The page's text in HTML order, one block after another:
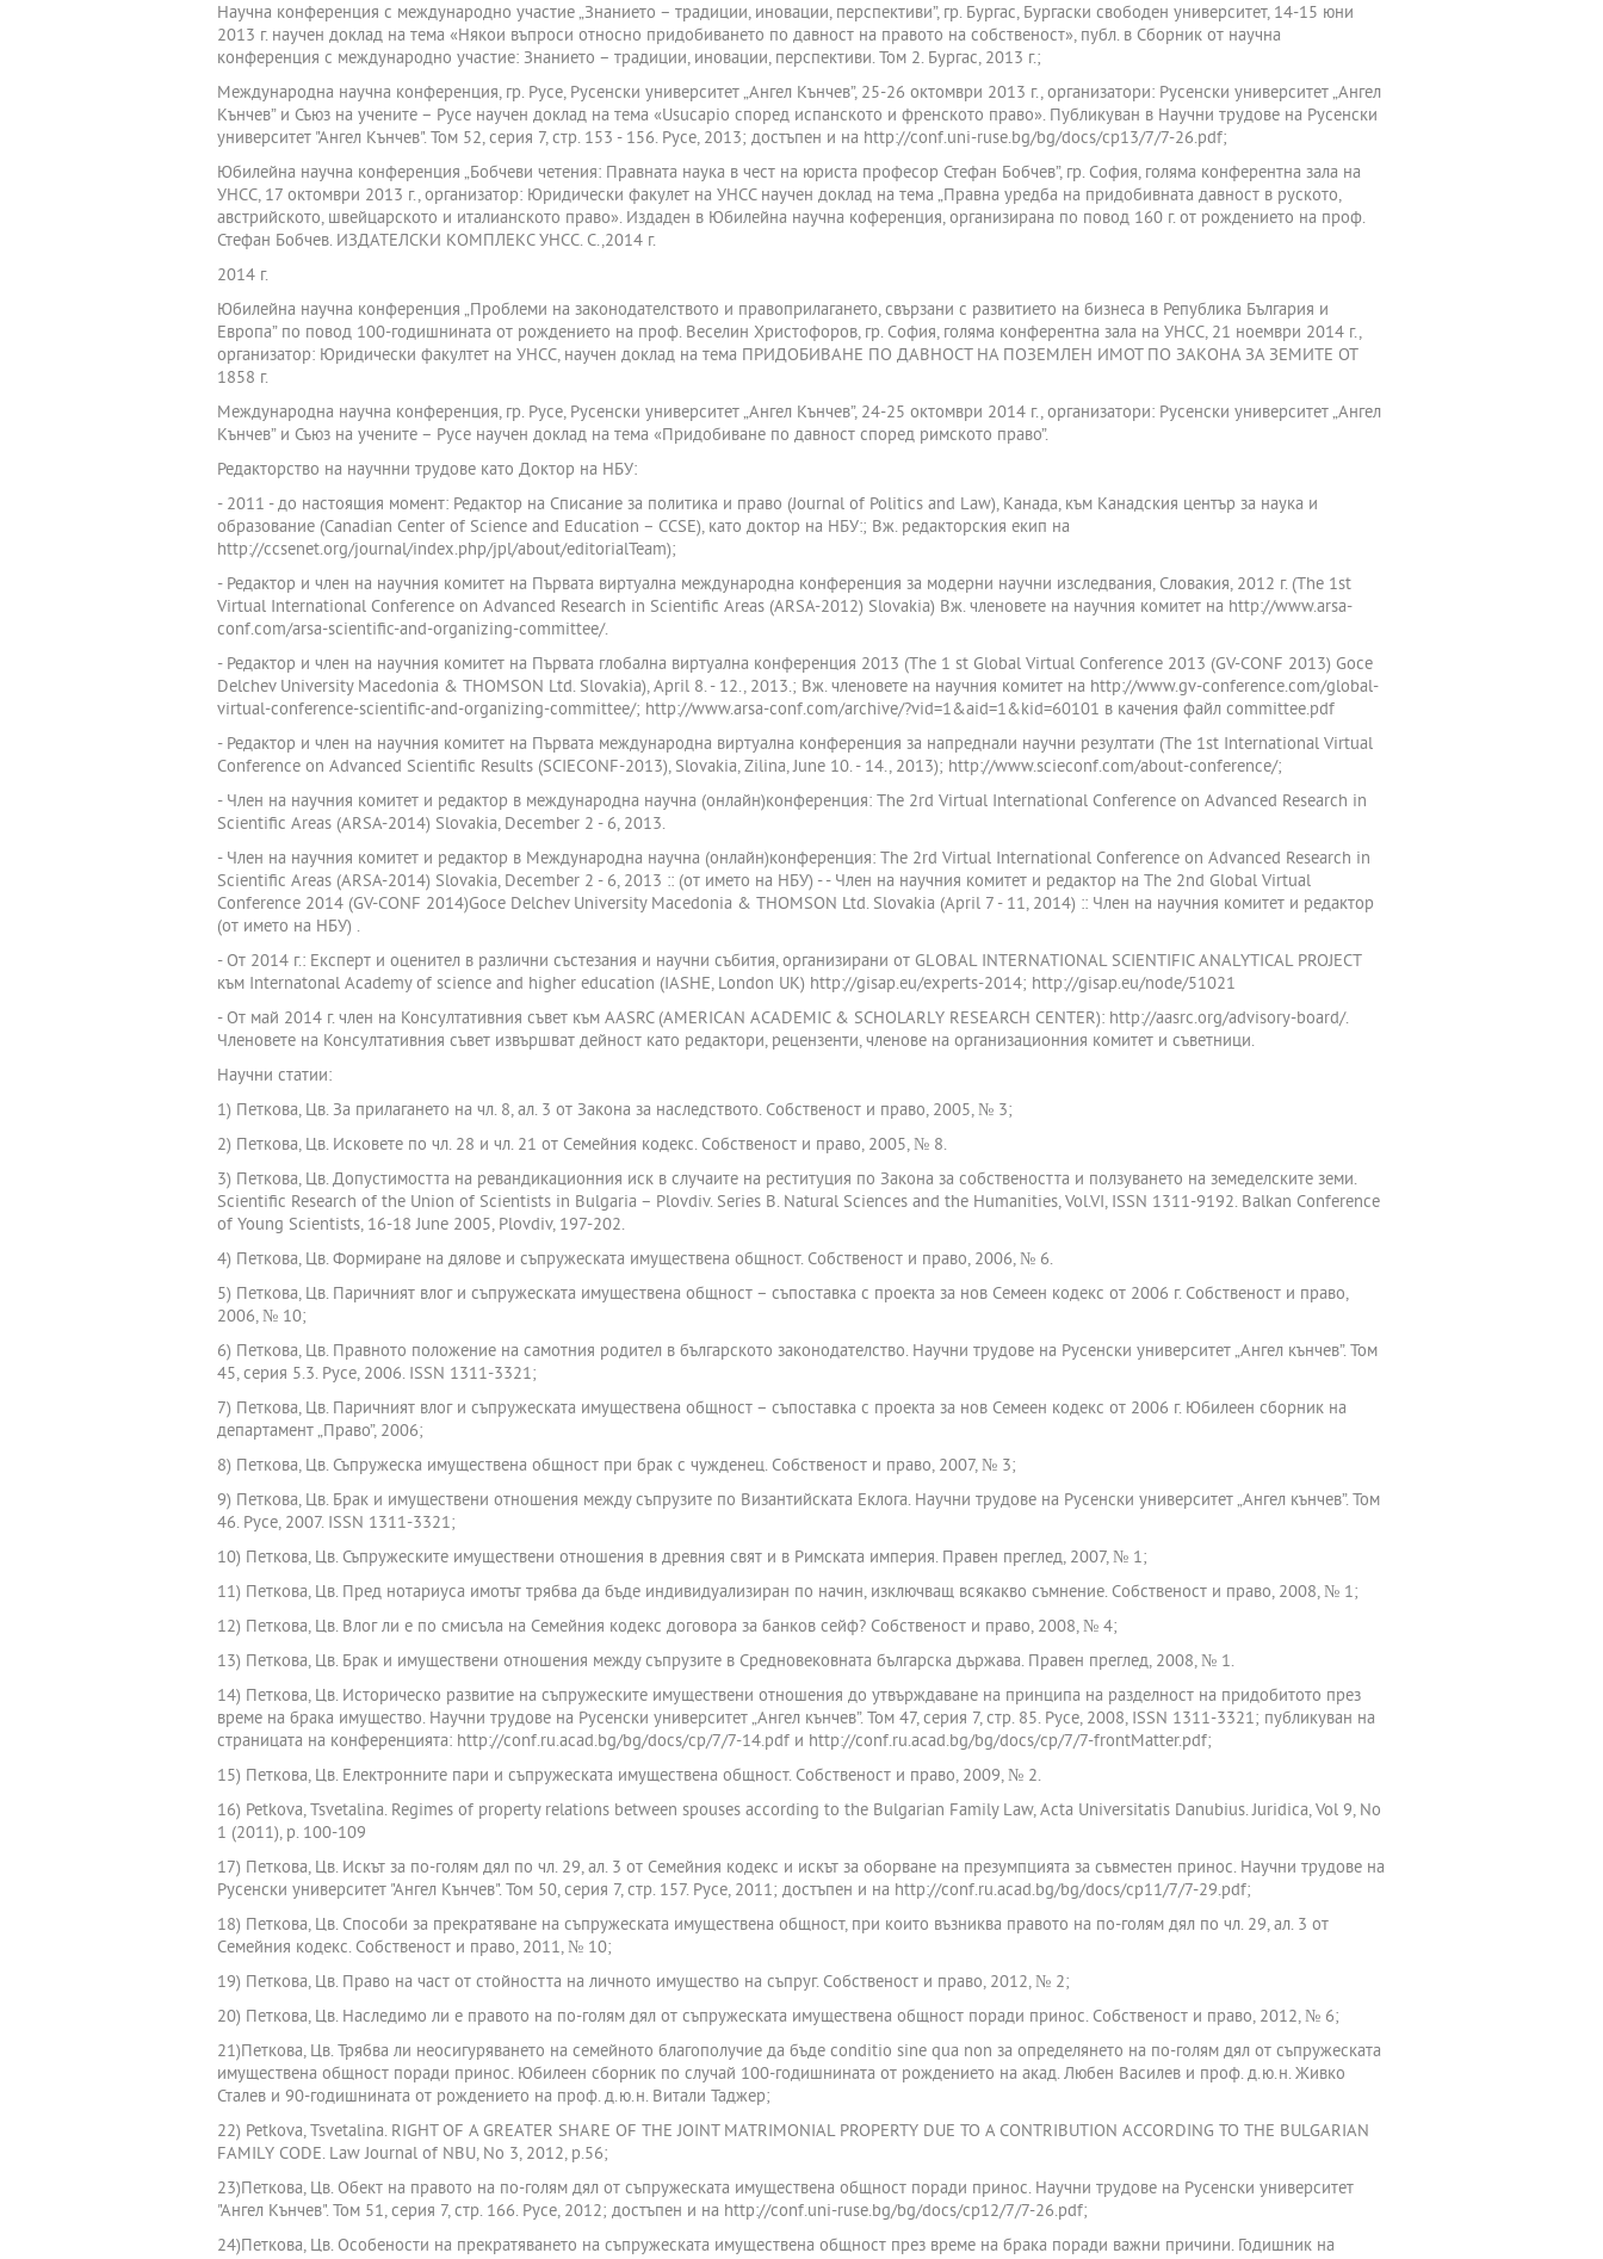
Научна конференция с международно участие „Знанието – традиции, иновации, перспективи”, гр. Бургас, Бургаски свободен университет, 14-15 юни
2013 г. научен доклад на тема «Някои въпроси относно придобиването по давност на правото на собственост», публ. в Сборник от научна
конференция с международно участие: Знанието – традиции, иновации, перспективи. Том 2. Бургас, 2013 г.;
Международна научна конференция, гр. Русе, Русенски университет „Ангел Кънчев”, 25-26 октомври 2013 г., организатори: Русенски университет „Ангел
Кънчев” и Съюз на учените – Русе научен доклад на тема «Usucapio според испанското и френското право». Публикуван в Научни трудове на Русенски
университет "Ангел Кънчев". Том 52, серия 7, стр. 153 - 156. Русе, 2013; достъпен и на http://conf.uni-ruse.bg/bg/docs/cp13/7/7-26.pdf;
Юбилейна научна конференция „Бобчеви четения: Правната наука в чест на юриста професор Стефан Бобчев”, гр. София, голяма конферентна зала на
УНСС, 17 октомври 2013 г., организатор: Юридически факулет на УНСС научен доклад на тема „Правна уредба на придобивната давност в руското,
австрийското, швейцарското и италианското право». Издаден в Юбилейна научна коференция, организирана по повод 160 г. от рождението на проф.
Стефан Бобчев. ИЗДАТЕЛСКИ КОМПЛЕКС УНСС. С.,2014 г.
2014 г.
Юбилейна научна конференция „Проблеми на законодателството и правоприлагането, свързани с развитието на бизнеса в Република България и
Европа” по повод 100-годишнината от рождението на проф. Веселин Христофоров, гр. София, голяма конферентна зала на УНСС, 21 ноември 2014 г.,
организатор: Юридически факултет на УНСС, научен доклад на тема ПРИДОБИВАНЕ ПО ДАВНОСТ НА ПОЗЕМЛЕН ИМОТ ПО ЗАКОНА ЗА ЗЕМИТЕ ОТ
1858 г.
Международна научна конференция, гр. Русе, Русенски университет „Ангел Кънчев”, 24-25 октомври 2014 г., организатори: Русенски университет „Ангел
Кънчев” и Съюз на учените – Русе научен доклад на тема «Придобиване по давност според римското право”.
Редакторство на научнни трудове като Доктор на НБУ:
- 2011 - до настоящия момент: Редактор на Списание за политика и право (Journal of Politics and Law), Канада, към Канадския център за наука и
образование (Canadian Center of Science and Education – CCSE), като доктор на НБУ:; Вж. редакторския екип на
http://ccsenet.org/journal/index.php/jpl/about/editorialTeam);
- Редактор и член на научния комитет на Първата виртуална международна конференция за модерни научни изследвания, Словакия, 2012 г. (The 1st
Virtual International Conference on Advanced Research in Scientific Areas (ARSA-2012) Slovakia) Вж. членовете на научния комитет на http://www.arsa-
conf.com/arsa-scientific-and-organizing-committee/.
- Редактор и член на научния комитет на Първата глобална виртуална конференция 2013 (The 1 st Global Virtual Conference 2013 (GV-CONF 2013) Goce
Delchev University Macedonia & THOMSON Ltd. Slovakia), April 8. - 12., 2013.; Вж. членовете на научния комитет на http://www.gv-conference.com/global-
virtual-conference-scientific-and-organizing-committee/; http://www.arsa-conf.com/archive/?vid=1&aid=1&kid=60101 в качения файл committee.pdf
- Редактор и член на научния комитет на Първата международна виртуална конференция за напреднали научни резултати (The 1st International Virtual
Conference on Advanced Scientific Results (SCIECONF-2013), Slovakia, Zilina, June 10. - 14., 2013); http://www.scieconf.com/about-conference/;
- Член на научния комитет и редактор в международна научна (онлайн)конференция: The 2rd Virtual International Conference on Advanced Research in
Scientific Areas (ARSA-2014) Slovakia, December 2 - 6, 2013.
- Член на научния комитет и редактор в Международна научна (онлайн)конференция: The 2rd Virtual International Conference on Advanced Research in
Scientific Areas (ARSA-2014) Slovakia, December 2 - 6, 2013 :: (от името на НБУ) - - Член на научния комитет и редактор на The 2nd Global Virtual
Conference 2014 (GV-CONF 2014)Goce Delchev University Macedonia & THOMSON Ltd. Slovakia (April 7 - 11, 2014) :: Член на научния комитет и редактор
(от името на НБУ) .
- От 2014 г.: Експерт и оценител в различни състезания и научни събития, организирани от GLОBAL INTERNATIONAL SCIENTIFIC ANALYTICAL PROJECT
към Internatonal Academy of science and higher education (IASHE, London UK) http://gisap.eu/experts-2014; http://gisap.eu/node/51021
- От май 2014 г. член на Консултативния съвет към AASRC (AMERICAN ACADEMIC & SCHOLARLY RESEARCH CENTER): http://aasrc.org/advisory-board/.
Членовете на Консултативния съвет извършват дейност като редактори, рецензенти, членове на организационния комитет и съветници.
Научни статии:
1) Петкова, Цв. За прилагането на чл. 8, ал. 3 от Закона за наследството. Собственост и право, 2005, № 3;
2) Петкова, Цв. Исковете по чл. 28 и чл. 21 от Семейния кодекс. Собственост и право, 2005, № 8.
3) Петкова, Цв. Допустимостта на ревандикационния иск в случаите на реституция по Закона за собствеността и ползуването на земеделските земи.
Scientific Research of the Union of Scientists in Bulgaria – Plovdiv. Series B. Natural Sciences and the Humanities, Vol.VI, ISSN 1311-9192. Balkan Conference
of Young Scientists, 16-18 June 2005, Plovdiv, 197-202.
4) Петкова, Цв. Формиране на дялове и съпружеската имуществена общност. Собственост и право, 2006, № 6.
5) Петкова, Цв. Паричният влог и съпружеската имуществена общност – съпоставка с проекта за нов Семеен кодекс от 2006 г. Собственост и право,
2006, № 10;
6) Петкова, Цв. Правното положение на самотния родител в българското законодателство. Научни трудове на Русенски университет „Ангел кънчев”. Том
45, серия 5.3. Русе, 2006. ISSN 1311-3321;
7) Петкова, Цв. Паричният влог и съпружеската имуществена общност – съпоставка с проекта за нов Семеен кодекс от 2006 г. Юбилеен сборник на
департамент „Право”, 2006;
8) Петкова, Цв. Съпружеска имуществена общност при брак с чужденец. Собственост и право, 2007, № 3;
9) Петкова, Цв. Брак и имуществени отношения между съпрузите по Византийската Еклога. Научни трудове на Русенски университет „Ангел кънчев”. Том
46. Русе, 2007. ISSN 1311-3321;
10) Петкова, Цв. Съпружеските имуществени отношения в древния свят и в Римската империя. Правен преглед, 2007, № 1;
11) Петкова, Цв. Пред нотариуса имотът трябва да бъде индивидуализиран по начин, изключващ всякакво съмнение. Собственост и право, 2008, № 1;
12) Петкова, Цв. Влог ли е по смисъла на Семейния кодекс договора за банков сейф? Собственост и право, 2008, № 4;
13) Петкова, Цв. Брак и имуществени отношения между съпрузите в Средновековната българска държава. Правен преглед, 2008, № 1.
14) Петкова, Цв. Историческо развитие на съпружеските имуществени отношения до утвърждаване на принципа на разделност на придобитото през
време на брака имущество. Научни трудове на Русенски университет „Ангел кънчев”. Том 47, серия 7, стр. 85. Русе, 2008, ISSN 1311-3321; публикуван на
страницата на конференцията: http://conf.ru.acad.bg/bg/docs/cp/7/7-14.pdf и http://conf.ru.acad.bg/bg/docs/cp/7/7-frontMatter.pdf;
15) Петкова, Цв. Електронните пари и съпружеската имуществена общност. Собственост и право, 2009, № 2.
16) Petkova, Tsvetalina. Regimes of property relations between spouses according to the Bulgarian Family Law, Acta Universitatis Danubius. Juridica, Vol 9, No
1 (2011), p. 100-109
17) Петкова, Цв. Искът за по-голям дял по чл. 29, ал. 3 от Семейния кодекс и искът за оборване на презумпцията за съвместен принос. Научни трудове на
Русенски университет "Ангел Кънчев". Том 50, серия 7, стр. 157. Русе, 2011; достъпен и на http://conf.ru.acad.bg/bg/docs/cp11/7/7-29.pdf;
18) Петкова, Цв. Способи за прекратяване на съпружеската имуществена общност, при които възниква правото на по-голям дял по чл. 29, ал. 3 от
Семейния кодекс. Собственост и право, 2011, № 10;
19) Петкова, Цв. Право на част от стойността на личното имущество на съпруг. Собственост и право, 2012, № 2;
20) Петкова, Цв. Наследимо ли е правото на по-голям дял от съпружеската имуществена общност поради принос. Собственост и право, 2012, № 6;
21)Петкова, Цв. Трябва ли неосигуряването на семейното благополучие да бъде conditio sine qua non за определянето на по-голям дял от съпружеската
имуществена общност поради принос. Юбилеен сборник по случай 100-годишнината от рождението на акад. Любен Василев и проф. д.ю.н. Живко
Сталев и 90-годишнината от рождението на проф. д.ю.н. Витали Таджер;
22) Petkova, Tsvetalina. RIGHT OF A GREATER SHARE OF THE JOINT MATRIMONIAL PROPERTY DUE TO A CONTRIBUTION ACCORDING TO THE BULGARIAN
FAMILY CODE. Law Journal of NBU, No 3, 2012, p.56;
23)Петкова, Цв. Обект на правото на по-голям дял от съпружеската имуществена общност поради принос. Научни трудове на Русенски университет
"Ангел Кънчев". Том 51, серия 7, стр. 166. Русе, 2012; достъпен и на http://conf.uni-ruse.bg/bg/docs/cp12/7/7-26.pdf;
24)Петкова, Цв. Особености на прекратяването на съпружеската имуществена общност през време на брака поради важни причини. Годишник на